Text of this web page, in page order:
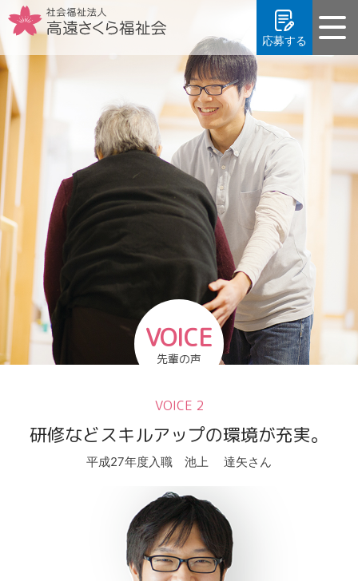
応募する
「中途採用」応募フォーム
「新卒採用」応募フォーム
VOICE
先輩の声
VOICE 2
研修などスキルアップの環境が充実。
平成27年度入職 池上 達矢さん